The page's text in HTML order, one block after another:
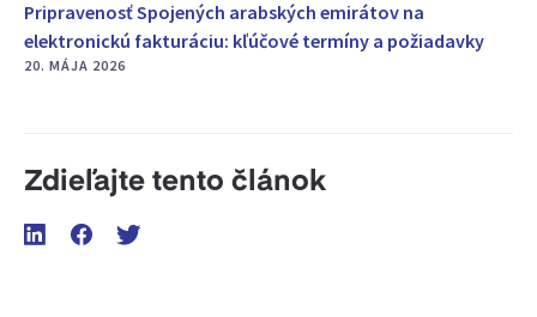
Pripravenosť Spojených arabských emirátov na
elektronickú fakturáciu: kľúčové termíny a požiadavky
20. MÁJA 2026
Zdieľajte tento článok